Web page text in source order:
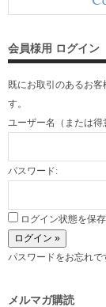
会員様用 ログイン
既にお取引のあるお
す。
ユーザー名（または
パスワード:
ログイン状態を保
パスワードをお忘れで
メルマガ購読